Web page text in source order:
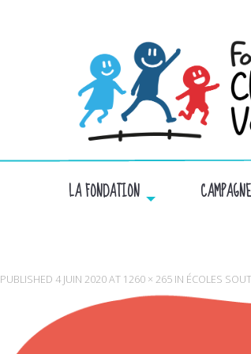
LA FONDATION
PUBLISHED 4 JUIN 2020AT 1260 × 265 IN ÉCOLES